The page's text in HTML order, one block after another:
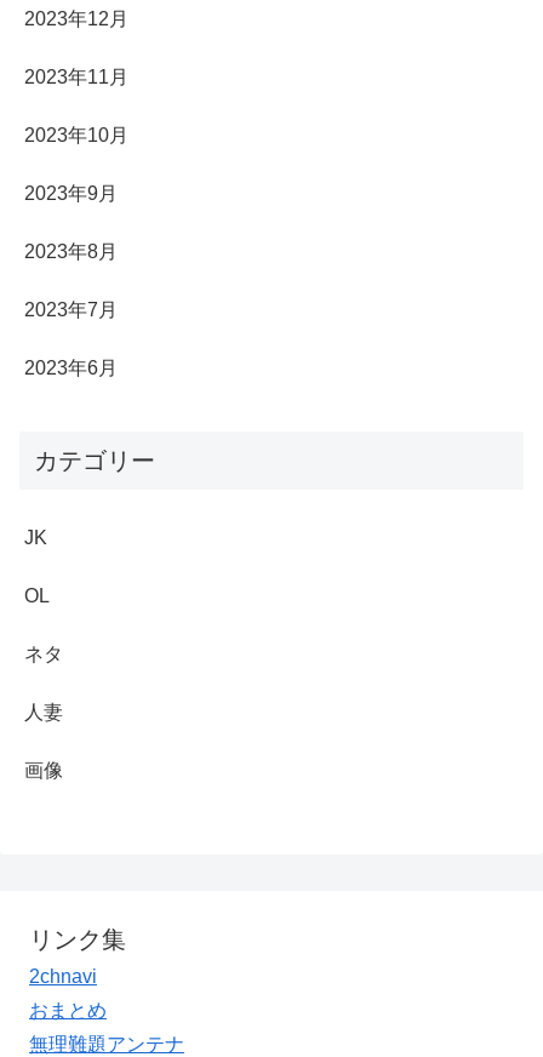
2023年12月
2023年11月
2023年10月
2023年9月
2023年8月
2023年7月
2023年6月
カテゴリー
JK
OL
ネタ
人妻
画像
リンク集
2chnavi
おまとめ
無理難題アンテナ